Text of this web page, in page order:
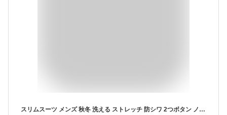
スリムスーツ メンズ 秋冬 洗える ストレッチ 防シワ 2つボタン ノータック（選べる10色柄）ビジネス ウォッシャブル メンズスーツ おしゃれ 結婚式 パーティー 卒業式 成人式 リクルート 就活 面接 仕事着にも Y体 A体 AB体 BB体 黒 紺 グレー 無地 ストライプ